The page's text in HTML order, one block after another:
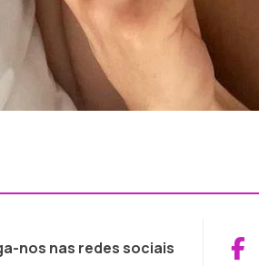
nos nas redes sociais